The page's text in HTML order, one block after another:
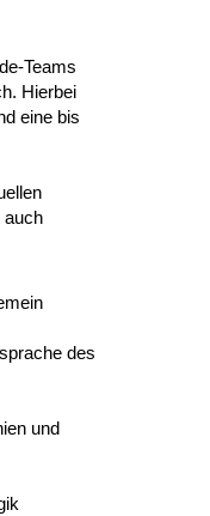
Teams
Hierbei
eine bis
auch
des
und